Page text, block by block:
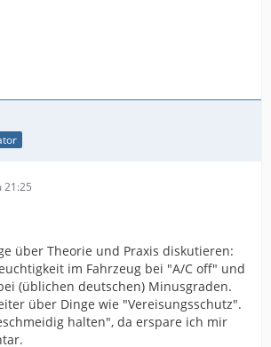
21:25
über Theorie und Praxis diskutieren:
im Fahrzeug bei "A/C off" und
(üblichen deutschen) Minusgraden.
über Dinge wie "Vereisungsschutz".
halten", da erspare ich mir